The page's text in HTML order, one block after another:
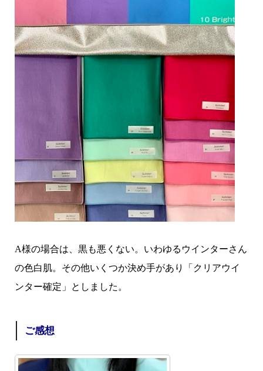
A様の場合は、黒も悪くない。いわゆるウインターさん
の色白肌。その他いくつか決め手があり「クリアウイ
ンター確定」としました。
ご感想